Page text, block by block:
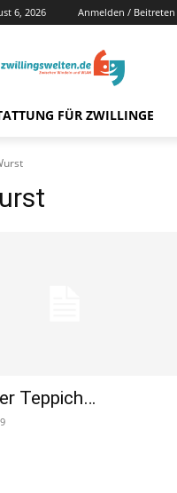
6, 2026 Anmelden / Beitreten
FÜR ZWILLINGE
Teppich…